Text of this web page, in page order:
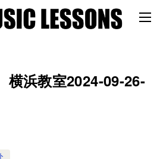
横浜教室2024-09-26-